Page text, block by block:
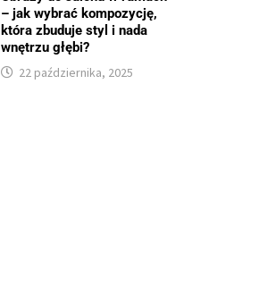
– jak wybrać kompozycję,
która zbuduje styl i nada
wnętrzu głębi?
22 października, 2025